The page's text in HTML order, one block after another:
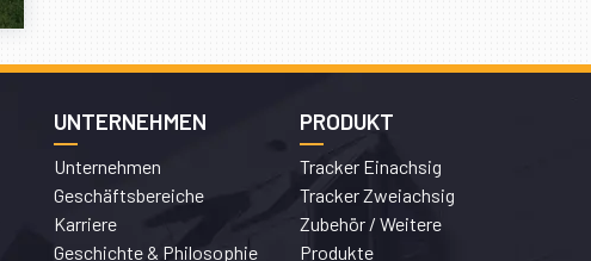
UNTERNEHMEN
Unternehmen
Geschäftsbereiche
Karriere
Geschichte & Philosophie
PRODUKT
Tracker Einachsig
Tracker Zweiachsig
Zubehör / Weitere
Produkte